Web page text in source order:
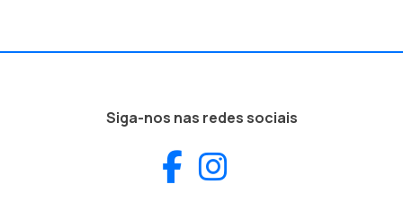
Siga-nos nas redes sociais
Facebook